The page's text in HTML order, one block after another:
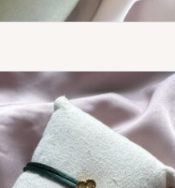
Cute Lucky Klaver Armbandje Met Touw
ADD TO CART